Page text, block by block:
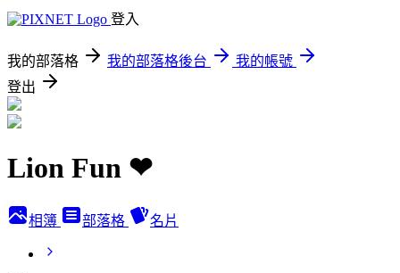
登入
我的部落格 我的部落格後台
我的帳號
登出
Lion Fun ❤
相簿 部落格 名片